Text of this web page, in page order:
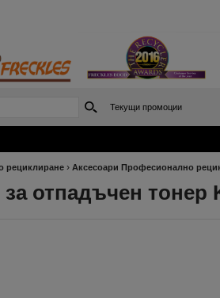
Текущи промоции
рециклиране › Аксесоари Професионално
отпадъчен тонер